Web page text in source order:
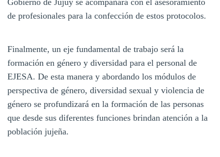
de profesionales para la confección de estos protocolos.
Finalmente, un eje fundamental de trabajo será la
formación en género y diversidad para el personal de
EJESA. De esta manera y abordando los módulos de
perspectiva de género, diversidad sexual y violencia de
género se profundizará en la formación de las personas
que desde sus diferentes funciones brindan atención a la
población jujeña.